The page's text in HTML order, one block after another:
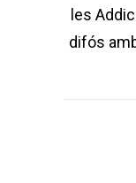
les
difós